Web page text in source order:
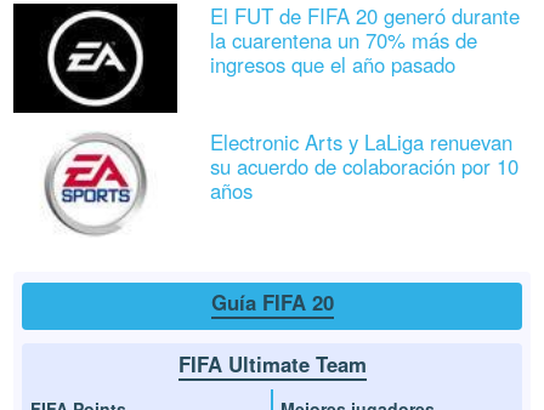
El FUT de FIFA 20 generó durante
la cuarentena un 70% más de
ingresos que el año pasado
Electronic Arts y LaLiga renuevan
su acuerdo de colaboración por 10
años
Guía FIFA 20
FIFA Ultimate Team